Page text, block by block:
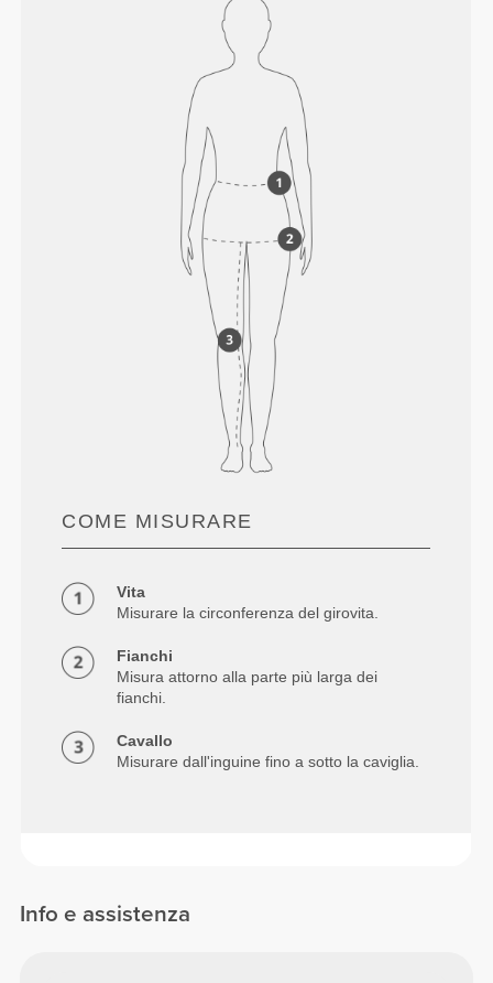
COME MISURARE
Vita
Misurare la circonferenza del girovita.
Fianchi
Misura attorno alla parte più larga dei
fianchi.
Cavallo
Misurare dall'inguine fino a sotto la caviglia.
Info e assistenza